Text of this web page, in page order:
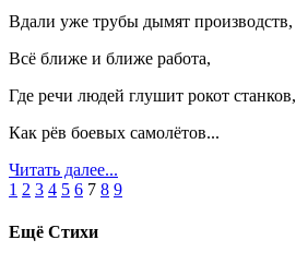
Вдали уже трубы дымят производств,
Всё ближе и ближе работа,
Где речи людей глушит рокот станков,
Как рёв боевых самолётов...
Читать далее...
1 2 3 4 5 6 7 8 9
Ещё Стихи